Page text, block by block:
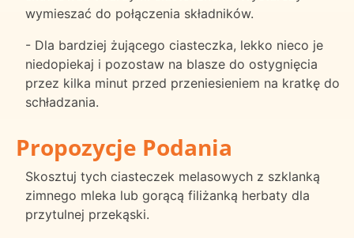
wymieszać do połączenia składników.
- Dla bardziej żującego ciasteczka, lekko nieco je
niedopiekaj i pozostaw na blasze do ostygnięcia
przez kilka minut przed przeniesieniem na kratkę do
schładzania.
Propozycje Podania
Skosztuj tych ciasteczek melasowych z szklanką
zimnego mleka lub gorącą filiżanką herbaty dla
przytulnej przekąski.